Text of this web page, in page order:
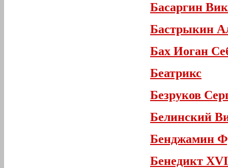
Басаргин
Бастрыкин
Бах Иоган
Беатрикс
Безруков
Белинский
Бенджамин
Бенедикт XVI